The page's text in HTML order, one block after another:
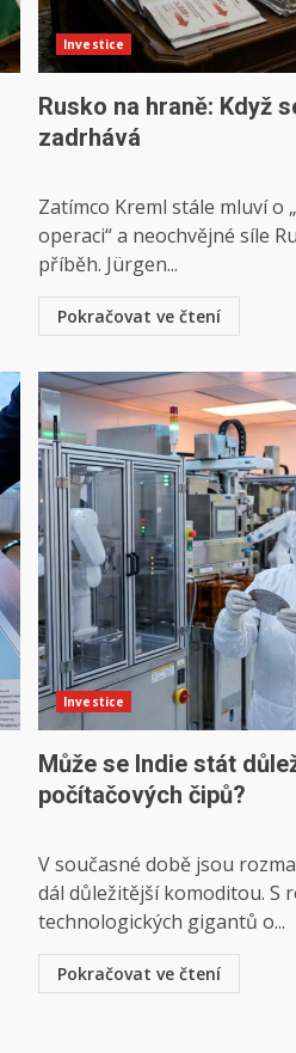
Investice
Rusko na hraně: Když
zadrhává
Zatímco Kreml stále mluví o
operaci“ a neochvějné síle
příběh. Jürgen...
Pokračovat ve čtení
Investice
Může se Indie stát
počítačových čipů?
V současné době jsou
dál důležitější komoditou. S
technologických gigantů o...
Pokračovat ve čtení